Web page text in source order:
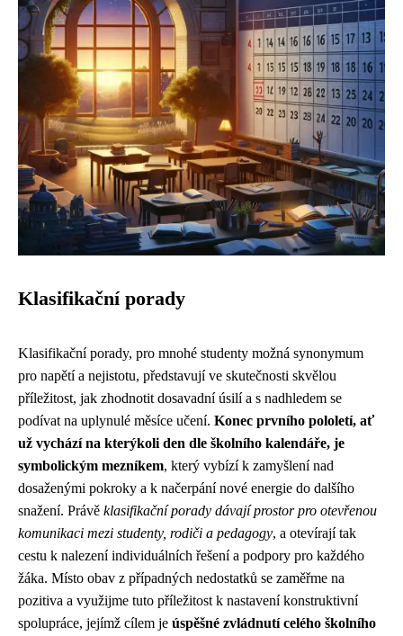
Klasifikační porady
Klasifikační porady, pro mnohé studenty možná synonymum
pro napětí a nejistotu, představují ve skutečnosti skvělou
příležitost, jak zhodnotit dosavadní úsilí a s nadhledem se
podívat na uplynulé měsíce učení. Konec prvního pololetí, ať
už vychází na kterýkoli den dle školního kalendáře, je
symbolickým mezníkem, který vybízí k zamyšlení nad
dosaženými pokroky a k načerpání nové energie do dalšího
snažení. Právě klasifikační porady dávají prostor pro otevřenou
komunikaci mezi studenty, rodiči a pedagogy, a otevírají tak
cestu k nalezení individuálních řešení a podpory pro každého
žáka. Místo obav z případných nedostatků se zaměřme na
pozitiva a využijme tuto příležitost k nastavení konstruktivní
spolupráce, jejímž cílem je úspěšné zvládnutí celého školního